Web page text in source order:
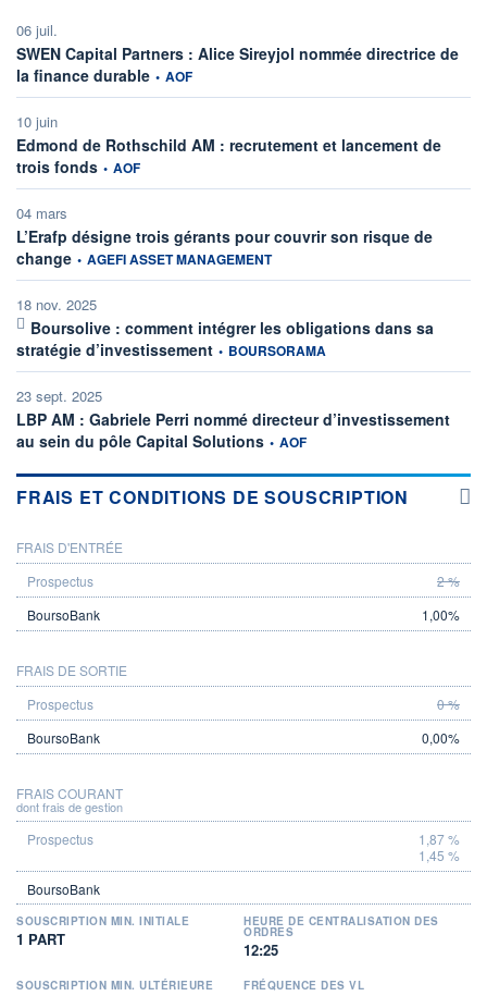
06 juil.
SWEN Capital Partners : Alice Sireyjol nommée directrice de
la finance durable information fournie par
• AOF
10 juin
Edmond de Rothschild AM : recrutement et lancement de
trois fonds information fournie par
• AOF
04 mars
L’Erafp désigne trois gérants pour couvrir son risque de
change information fournie par
• AGEFI ASSET MANAGEMENT
18 nov. 2025
Boursolive : comment intégrer les obligations dans sa
stratégie d’investissementinformation fournie par
• BOURSORAMA
23 sept. 2025
LBP AM : Gabriele Perri nommé directeur d’investissement
au sein du pôle Capital Solutions information fournie par
• AOF
FRAIS ET CONDITIONS DE SOUSCRIPTION
PROSPECTUS
FRAIS D'ENTRÉE
2 %
1,00%
FRAIS DE SORTIE
0 %
0,00%
FRAIS COURANT
dont frais de gestion
1,87 %
1,45 %
SOUSCRIPTION MIN. INITIALE
1 PART
HEURE DE CENTRALISATION DES
ORDRES
12:25
SOUSCRIPTION MIN. ULTÉRIEURE FRÉQUENCE DES VL